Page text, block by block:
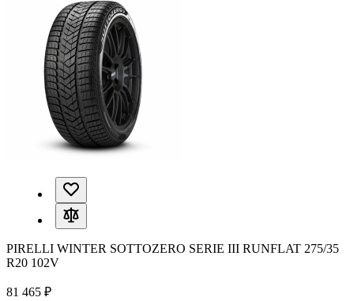
PIRELLI WINTER SOTTOZERO SERIE III RUNFLAT 275/35
R20 102V
81 465 ₽